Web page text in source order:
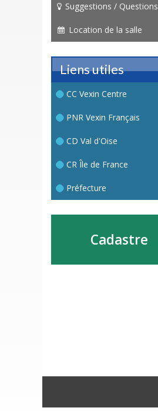
Suggestions / Questions
Location de la salle
Liens utiles
CC Vexin Centre
PNR Vexin Français
CD Val d'Oise
CR Île de France
Préfecture
Cadastre